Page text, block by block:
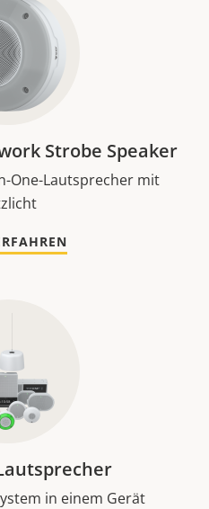
Strobe Speaker
One-Lautsprecher mit
in einem Gerät